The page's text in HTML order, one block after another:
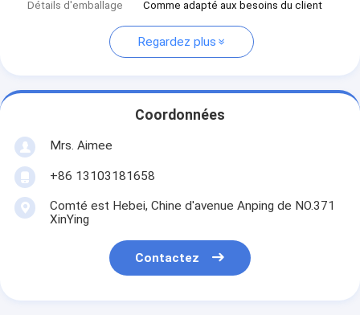
Détails d'emballage
Comme adapté aux besoins du client
Regardez plus
Coordonnées
Mrs. Aimee
+86 13103181658
Comté est Hebei, Chine d'avenue Anping de NO.371
XinYing
Contactez